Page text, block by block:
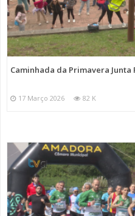
Caminhada da Primavera Junta
17 Março 2026 82 K